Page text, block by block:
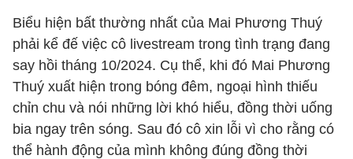
Biểu hiện bất thường nhất của Mai Phương Thuý
phải kể đế việc cô livestream trong tình trạng đang
say hồi tháng 10/2024. Cụ thể, khi đó Mai Phương
Thuý xuất hiện trong bóng đêm, ngoại hình thiếu
chỉn chu và nói những lời khó hiểu, đồng thời uống
bia ngay trên sóng. Sau đó cô xin lỗi vì cho rằng có
thể hành động của mình không đúng đồng thời